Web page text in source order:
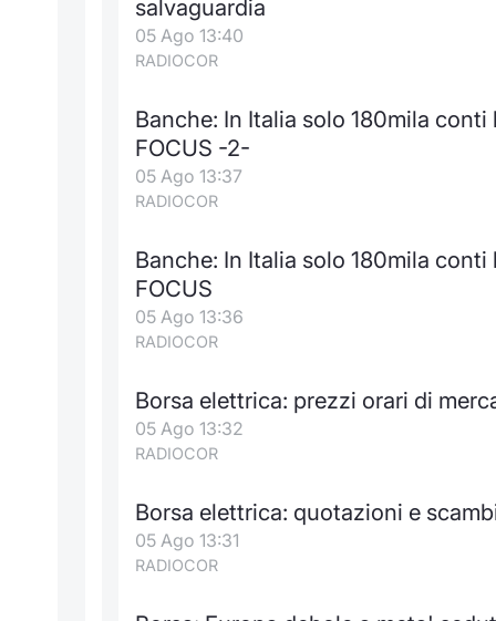
salvaguardia
05 Ago 13:40
RADIOCOR
Banche: In Italia solo 180mila
FOCUS -2-
05 Ago 13:37
RADIOCOR
Banche: In Italia solo 180mila
FOCUS
05 Ago 13:36
RADIOCOR
Borsa elettrica: prezzi orari di
05 Ago 13:32
RADIOCOR
Borsa elettrica: quotazioni e
05 Ago 13:31
RADIOCOR